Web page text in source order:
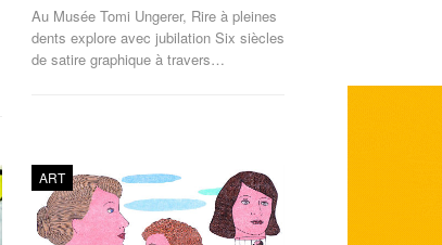
Au Musée Tomi Ungerer, Rire à pleines
dents explore avec jubilation Six siècles
de satire graphique à travers…
ART